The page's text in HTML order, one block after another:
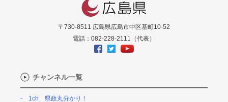
〒730-8511 広島県広島市中区基町10-52
電話：082-228-2111（代表）
チャンネル一覧
1ch 県政丸分かり！